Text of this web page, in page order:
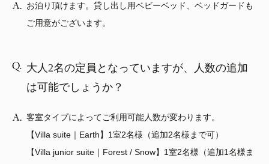
お泊り頂けます。貸し出し用ベビーベッド、ベッドガードも
ご用意がございます。
大人2名の定員となっていますが、人数の追加
は可能でしょうか？
客室タイプによってご利用可能人数が変わります。
【Villa suite｜Earth】1室2名様（追加2名様まで可）
【Villa junior suite｜Forest / Snow】1室2名様（追加1名様ま